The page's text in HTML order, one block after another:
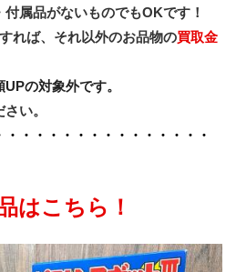
属品がないものでもOKです！
れば、それ以外のお品物の買取金
の対象外です。
い。
・・・・・・・・・・・・・・・
はこちら！